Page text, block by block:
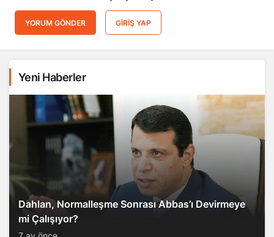
YORUM GÖNDER GIRIŞ YAP
Yeni Haberler
Dahlan, Normalleşme Sonrası Abbas’ı Devirmeye
mi Çalışıyor?
7 ay önce